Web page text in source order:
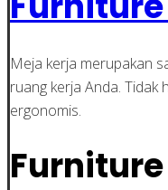
Meja kerja merupakan
ruang kerja Anda. Tidak
ergonomis.